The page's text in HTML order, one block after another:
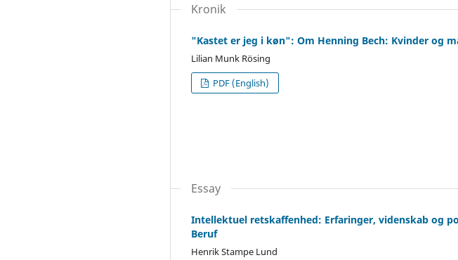
Kronik
"Kastet er jeg i køn": Om Henning Bech: Kvinder og
Lilian Munk Rösing
PDF (English)
Essay
Intellektuel retskaffenhed: Erfaringer, videnskab og
Beruf
Henrik Stampe Lund